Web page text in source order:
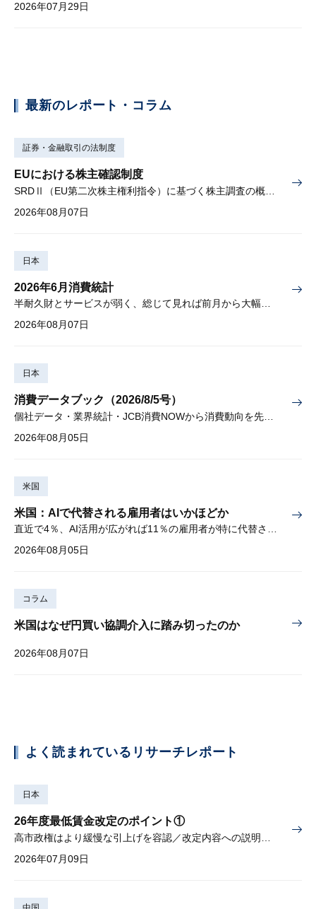
2026年07月29日
最新のレポート・コラム
証券・金融取引の法制度
EUにおける株主確認制度
2026年08月07日
日本
2026年6月消費統計
半耐久財とサービスが弱く、総じて見れば前月から大幅に減少
2026年08月07日
日本
消費データブック（2026/8/5号）
2026年08月05日
米国
米国：AIで代替される雇用者はいかほどか
直近で4％、AI活用が広がれば11％の雇用者が特に代替されやすい
2026年08月05日
コラム
米国はなぜ円買い協調介入に踏み切ったのか
2026年08月07日
よく読まれているリサーチレポート
日本
26年度最低賃金改定のポイント①
2026年07月09日